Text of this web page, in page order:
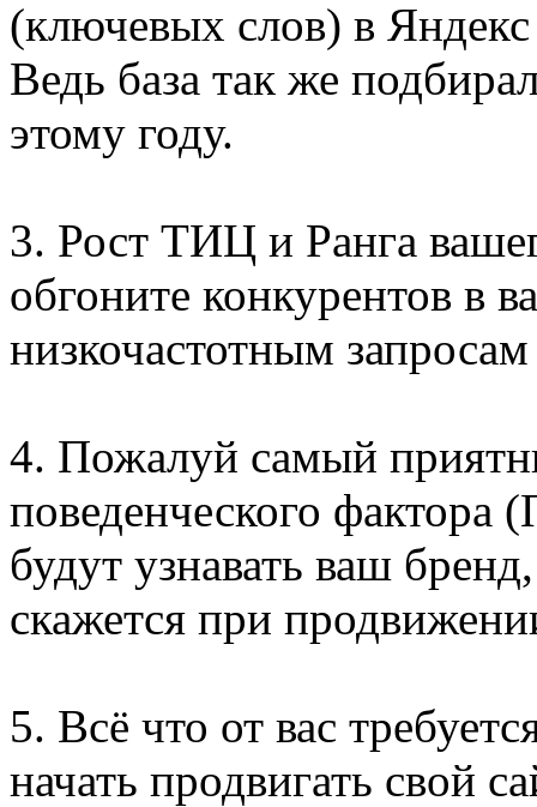
(ключевых слов) в
Ведь база так же
этому году.
3. Рост ТИЦ и Ранга
обгоните конкурентов в
низкочастотным
4. Пожалуй самый
поведенческого
будут узнавать ваш
скажется при
5. Всё что от вас
начать продвигать свой